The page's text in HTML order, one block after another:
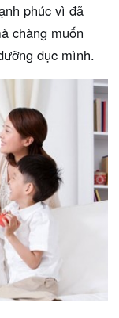
phúc vì đã
chàng muốn
dục mình.